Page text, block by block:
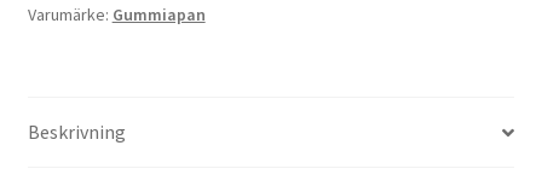
Varumärke: Gummiapan
Beskrivning